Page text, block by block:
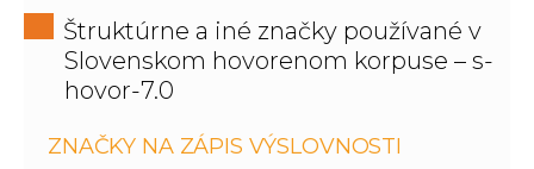
Štruktúrne a iné značky používané v
Slovenskom hovorenom korpuse – s-
hovor-7.0
ZNAČKY NA ZÁPIS VÝSLOVNOSTI